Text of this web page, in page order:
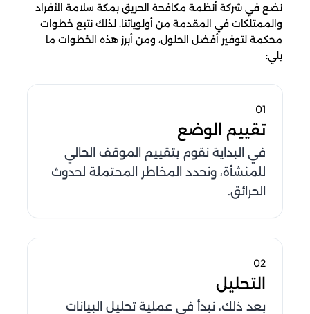
نضع في شركة أنظمة مكافحة الحريق بمكة سلامة الأفراد
والممتلكات في المقدمة من أولوياتنا. لذلك نتبع خطوات
محكمة لتوفير أفضل الحلول، ومن أبرز هذه الخطوات ما
يلي:
01
تقييم الوضع
في البداية نقوم بتقييم الموقف الحالي
للمنشأة، ونحدد المخاطر المحتملة لحدوث
الحرائق.
02
التحليل
بعد ذلك، نبدأ في عملية تحليل البيانات